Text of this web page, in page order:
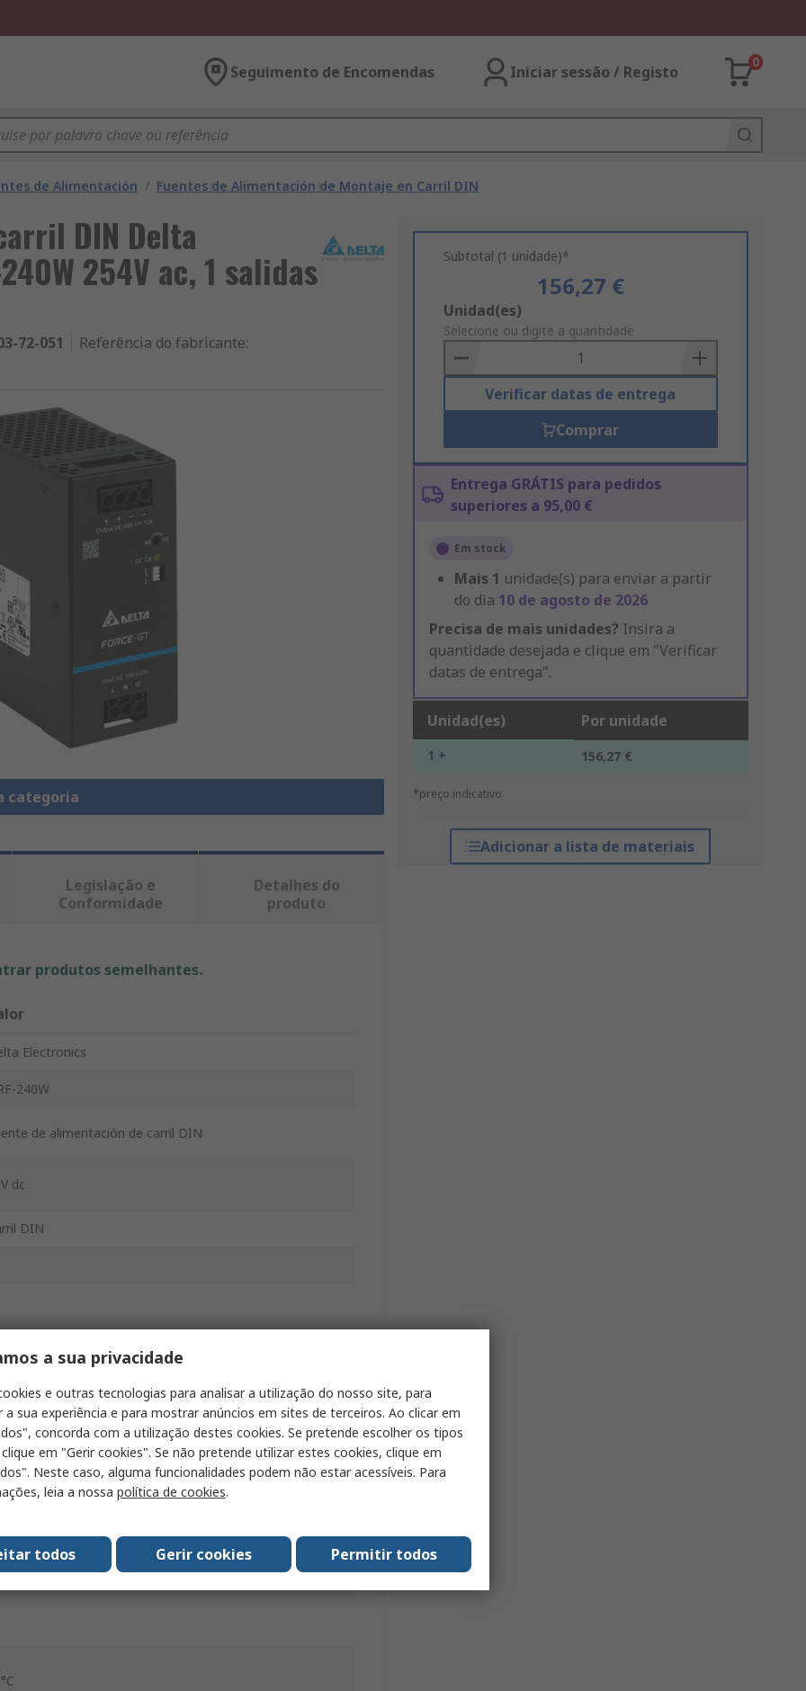
Seguimento de Encomendas Iniciar sessão / Registo
0
de Alimentación / Fuentes de Alimentación de Montaje en Carril DIN
DIN Delta
254V ac, 1 salidas
72-051 Referência do fabricante:
categoria
Subtotal (1 unidade)*
156,27 €
Add
to
Basket
Unidad(es)
Selecione ou digite a quantidade
Verificar datas de entrega
Comprar
Entrega GRÁTIS para pedidos
superiores a 95,00 €
Em stock
Mais 1 unidade(s) para enviar a partir
do dia 10 de agosto de 2026
Precisa de mais unidades? Insira a
quantidade desejada e clique em "Verificar
datas de entrega".
Unidad(es) Por unidade
1 + 156,27 €
*preço indicativo
Adicionar a lista de materiais
Legislação e
Conformidade
Detalhes do
produto
produtos semelhantes.
Electronics
240W
de alimentación de carril DIN
dc
DIN
a sua privacidade
e outras tecnologias para analisar a utilização do nosso site, para
a sua experiência e para mostrar anúncios em sites de terceiros. Ao clicar em
concorda com a utilização destes cookies. Se pretende escolher os tipos
em "Gerir cookies". Se não pretende utilizar estes cookies, clique em
Neste caso, alguma funcionalidades podem não estar acessíveis. Para
leia a nossa política de cookies.
Permitir todos
Gerir cookies
todos